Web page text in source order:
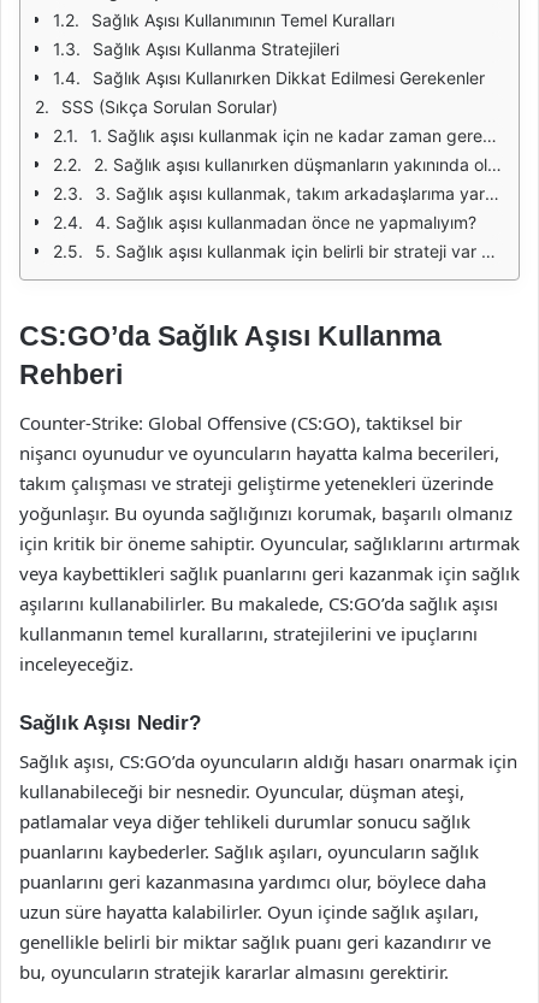
Sağlık Aşısı Kullanımının Temel Kuralları
Sağlık Aşısı Kullanma Stratejileri
Sağlık Aşısı Kullanırken Dikkat Edilmesi Gerekenler
SSS (Sıkça Sorulan Sorular)
1. Sağlık aşısı kullanmak için ne kadar zaman gerekiyor?
2. Sağlık aşısı kullanırken düşmanların yakınında olmam ne gibi riskler taşır?
3. Sağlık aşısı kullanmak, takım arkadaşlarıma yardımcı olabilir mi?
4. Sağlık aşısı kullanmadan önce ne yapmalıyım?
5. Sağlık aşısı kullanmak için belirli bir strateji var mı?
CS:GO’da Sağlık Aşısı Kullanma
Rehberi
Counter-Strike: Global Offensive (CS:GO), taktiksel bir
nişancı oyunudur ve oyuncuların hayatta kalma becerileri,
takım çalışması ve strateji geliştirme yetenekleri üzerinde
yoğunlaşır. Bu oyunda sağlığınızı korumak, başarılı olmanız
için kritik bir öneme sahiptir. Oyuncular, sağlıklarını artırmak
veya kaybettikleri sağlık puanlarını geri kazanmak için sağlık
aşılarını kullanabilirler. Bu makalede, CS:GO’da sağlık aşısı
kullanmanın temel kurallarını, stratejilerini ve ipuçlarını
inceleyeceğiz.
Sağlık Aşısı Nedir?
Sağlık aşısı, CS:GO’da oyuncuların aldığı hasarı onarmak için
kullanabileceği bir nesnedir. Oyuncular, düşman ateşi,
patlamalar veya diğer tehlikeli durumlar sonucu sağlık
puanlarını kaybederler. Sağlık aşıları, oyuncuların sağlık
puanlarını geri kazanmasına yardımcı olur, böylece daha
uzun süre hayatta kalabilirler. Oyun içinde sağlık aşıları,
genellikle belirli bir miktar sağlık puanı geri kazandırır ve
bu, oyuncuların stratejik kararlar almasını gerektirir.